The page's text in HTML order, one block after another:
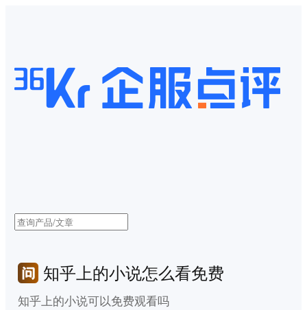
知乎上的小说怎么看免费
知乎上的小说可以免费观看吗